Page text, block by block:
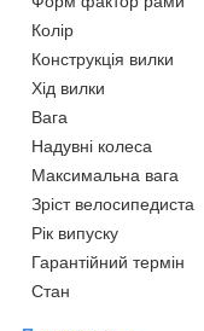
Колір
Конструкція вилки
Хід вилки
Вага
Надувні колеса
Максимальна вага
Зріст велосипедиста
Рік випуску
Гарантійний термін
Стан